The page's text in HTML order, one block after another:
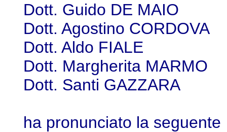
Dott. Guido DE
Dott. Agostino
Dott. Aldo
Dott. Margherita
Dott. Santi
ha pronunciato la seguente